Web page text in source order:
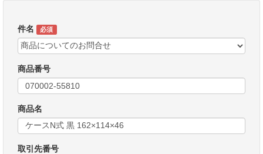
件名 必須
商品番号
商品名
取引先番号